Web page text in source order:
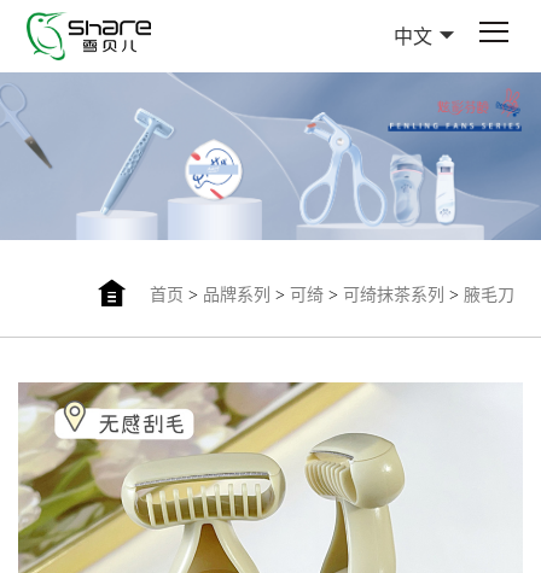
中文
首页 > 品牌系列 > 可绮> 可绮抹茶系列 > 腋毛刀